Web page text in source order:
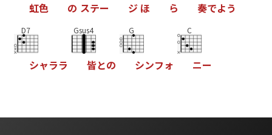
虹色 の ステー ジ ほ ら 奏でよう
D7
シャララ
Gsus4
皆との
G
シンフォ
C
ニー